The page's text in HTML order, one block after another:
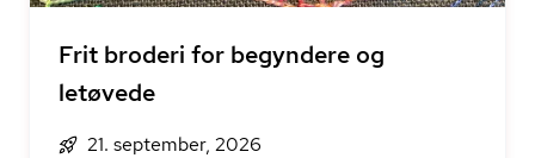
Frit broderi for begyndere og
letøvede
21. september, 2026